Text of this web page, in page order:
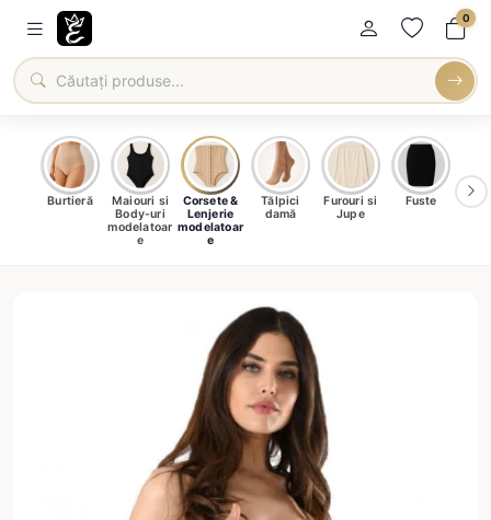
0
Burtieră
Maiouri si
Body-uri
modelatoar
e
Corsete &
Lenjerie
modelatoar
e
Tălpici
damă
Furouri si
Jupe
Fuste